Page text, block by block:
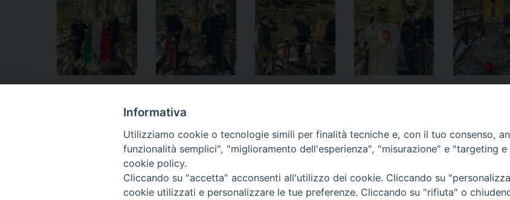
Torino – La Virgo Fidelis all’Arsenale della pace
Informativa
Utilizziamo cookie o tecnologie simili per finalità tecniche e, con il tuo consenso,
funzionalità semplici", "miglioramento dell'esperienza", "misurazione" e "targeting
cookie policy.
Cliccando su "accetta" acconsenti all'utilizzo dei cookie. Cliccando su
cookie utilizzati e personalizzare le tue preferenze. Cliccando su "rifiuta" o